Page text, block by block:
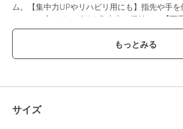
ム。【集中力UPやリハビリ用にも】指先や手
シニアの方のリハビリや集中力の鍛錬に。【可
ん】計11匹のにゃんこの積み木！カラフルで見
なのも嬉しいポイント。【家族みんなで遊べる
ので家族みんなで遊んだり親子のコミュニケー
【素材】
MDF
サイズ